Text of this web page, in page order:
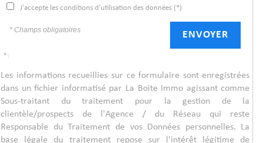
J'accepte les conditions d'utilisation des données (*)
* Champs obligatoires ENVOYER
* :
Les informations recueillies sur ce formulaire sont enregistrées
dans un fichier informatisé par La Boite Immo agissant comme
Sous-traitant du traitement pour la gestion de la
clientèle/prospects de l'Agence / du Réseau qui reste
Responsable du Traitement de vos Données personnelles. La
base légale du traitement repose sur l'intérêt légitime de